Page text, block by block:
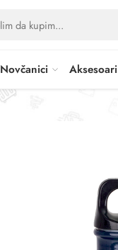
Novčanici Aksesoari